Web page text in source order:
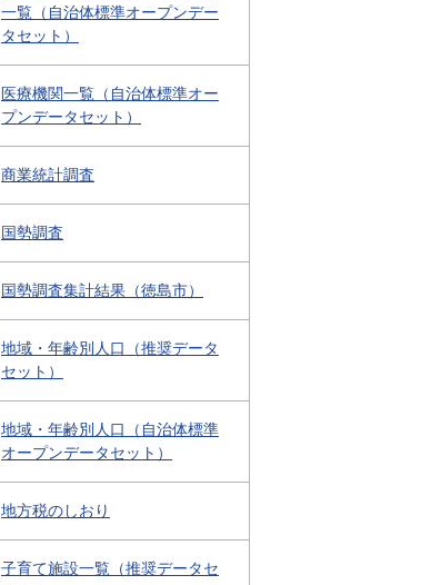
一覧（自治体標準オープンデー
タセット）
医療機関一覧（自治体標準オー
プンデータセット）
商業統計調査
国勢調査
国勢調査集計結果（徳島市）
地域・年齢別人口（推奨データ
セット）
地域・年齢別人口（自治体標準
オープンデータセット）
地方税のしおり
子育て施設一覧（推奨データセ